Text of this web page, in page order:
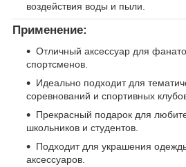
воздействия воды и пыли.
Применение:
Отличный аксессуар для
спортсменов.
Идеально подходит для
соревнований и спортивных
Прекрасный подарок для
школьников и студентов.
Подходит для украшения
аксессуаров.